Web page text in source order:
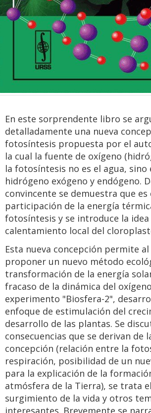
En este sorprendente libro se
detalladamente una nueva
fotosíntesis propuesta por el
la cual la fuente de oxígeno
la fotosíntesis no es el agua, sino
hidrógeno exógeno y endógeno.
convincente se demuestra que
participación de la energía
fotosíntesis y se introduce la idea
calentamiento local del
Esta nueva concepción permite
proponer un nuevo método
transformación de la energía
fracaso de la dinámica del
experimento "Biosfera-2",
enfoque de estimulación del
desarrollo de las plantas. Se
consecuencias que se derivan de
concepción (relación entre la
respiración, posibilidad de un
para la explicación de la
atmósfera de la Tierra), se trata
surgimiento de la vida y otros
interesantes. Brevemente se